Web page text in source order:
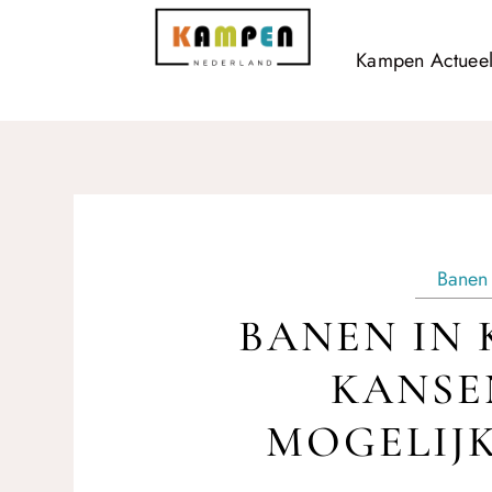
Kampen
Banen
BANEN IN